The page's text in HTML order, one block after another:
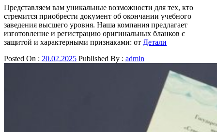
Представляем вам уникальные возможности для тех, кто
стремится приобрести документ об окончании учебного
заведения высшего уровня. Наша компания предлагает
изготовление и регистрацию оригинальных бланков с
защитой и характерными признаками: от Детали
Posted On : 20.02.2025 Published By : admin